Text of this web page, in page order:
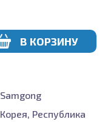
В КОРЗИНУ
Samgong
Корея, Республика